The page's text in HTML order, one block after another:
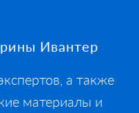
Ивантер
а также
материалы и